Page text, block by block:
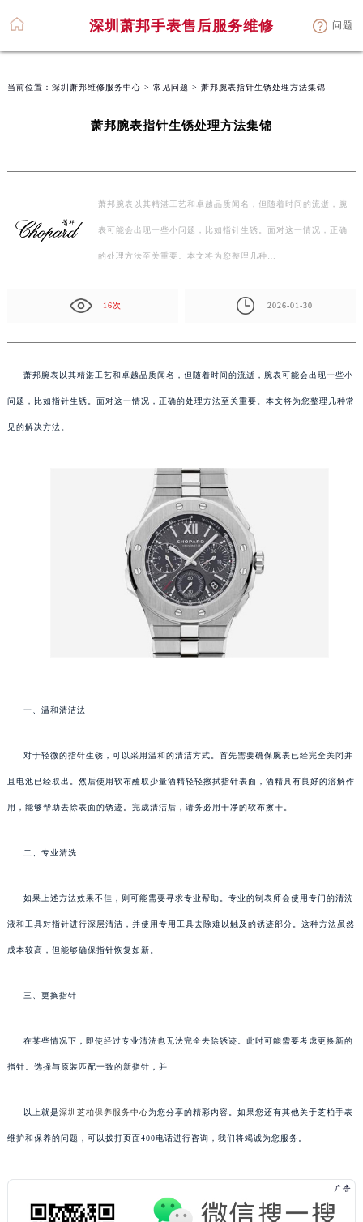
深圳萧邦手表售后服务维修 问题
当前位置： 深圳萧邦维修服务中心 > 常见问题 > 萧邦腕表指针生锈处理方法集锦
萧邦腕表指针生锈处理方法集锦
萧邦腕表以其精湛工艺和卓越品质闻名，但随着时间的流逝，腕
表可能会出现一些小问题，比如指针生锈。面对这一情况，正确
的处理方法至关重要。本文将为您整理几种…
16次 2026-01-30
萧邦腕表以其精湛工艺和卓越品质闻名，但随着时间的流逝，腕表可能会出现一些小
问题，比如指针生锈。面对这一情况，正确的处理方法至关重要。本文将为您整理几种常
见的解决方法。
一、温和清洁法
对于轻微的指针生锈，可以采用温和的清洁方式。首先需要确保腕表已经完全关闭并
且电池已经取出。然后使用软布蘸取少量酒精轻轻擦拭指针表面，酒精具有良好的溶解作
用，能够帮助去除表面的锈迹。完成清洁后，请务必用干净的软布擦干。
二、专业清洗
如果上述方法效果不佳，则可能需要寻求专业帮助。专业的制表师会使用专门的清洗
液和工具对指针进行深层清洁，并使用专用工具去除难以触及的锈迹部分。这种方法虽然
成本较高，但能够确保指针恢复如新。
三、更换指针
在某些情况下，即使经过专业清洗也无法完全去除锈迹。此时可能需要考虑更换新的
指针。选择与原装匹配一致的新指针，并
以上就是深圳芝柏保养服务中心为您分享的精彩内容。如果您还有其他关于芝柏手表
维护和保养的问题，可以拨打页面400电话进行咨询，我们将竭诚为您服务。